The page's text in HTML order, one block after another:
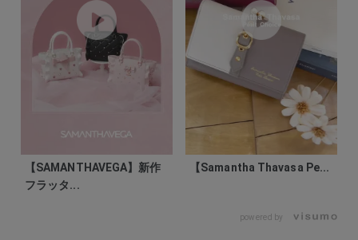
【SAMANTHAVEGA】新作
フラッタ...
【Samantha Thavasa Pe...
powered by